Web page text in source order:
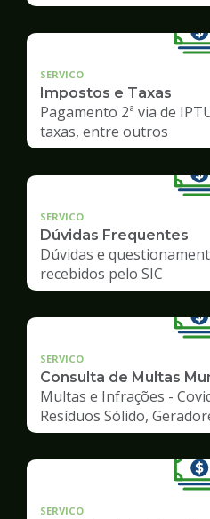
SERVICO
Impostos e Taxas
Pagamento 2ª via de
taxas, entre outros
SERVICO
Dúvidas Frequentes
Dúvidas e
recebidos pelo SIC
SERVICO
Consulta de Multas
Multas e Infrações -
Resíduos Sólido,
SERVICO